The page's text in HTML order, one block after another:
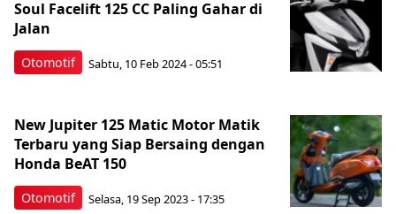
Otomotif
Soul Facelift 125 CC Paling Gahar di
Jalan
Sabtu, 10 Feb 2024 - 05:51
Otomotif
New Jupiter 125 Matic Motor Matik
Terbaru yang Siap Bersaing dengan
Honda BeAT 150
Selasa, 19 Sep 2023 - 17:35